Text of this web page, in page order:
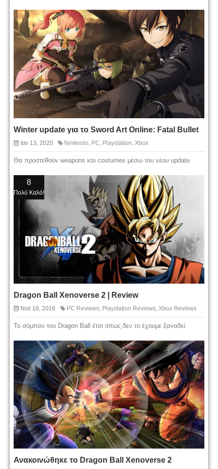
Winter update για το Sword Art Online: Fatal Bullet
Ιαν 13, 2020 Nintendo, PC, Playstation, Xbox
Θα προστεθούν weapons και costumes μέσω του νέου update
8
Πολύ Καλό!
Dragon Ball Xenoverse 2 | Review
Νοέ 16, 2016 PC Reviews Playstation Reviews Xbox Reviews
Το σύμπαν του Dragon Ball έτσι όπως δεν το έχουμε ξαναδεί
Ανακοινώθηκε το Dragon Ball Xenoverse 2